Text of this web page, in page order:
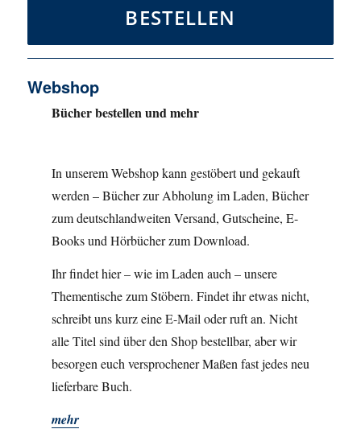
BESTELLEN
Webshop
Bücher bestellen und mehr
In unserem Webshop kann gestöbert und gekauft
werden – Bücher zur Abholung im Laden, Bücher
zum deutschlandweiten Versand, Gutscheine, E-
Books und Hörbücher zum Download.
Ihr findet hier – wie im Laden auch – unsere
Thementische zum Stöbern. Findet ihr etwas nicht,
schreibt uns kurz eine E-Mail oder ruft an. Nicht
alle Titel sind über den Shop bestellbar, aber wir
besorgen euch versprochener Maßen fast jedes neu
lieferbare Buch.
mehr